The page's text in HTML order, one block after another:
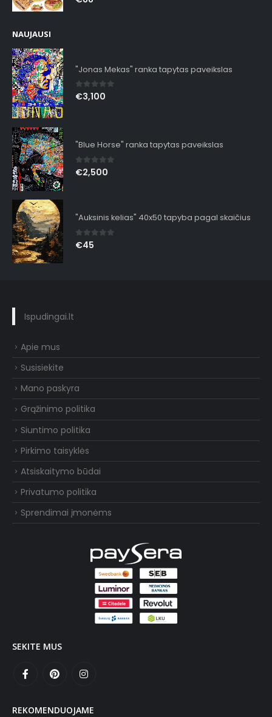
NAUJAUSI
"Jonas Mekas" ranka tapytas paveikslas
0out of 5
€3,100
"Blue Horse" ranka tapytas paveikslas
0out of 5
€2,500
"Auksinis kelias" 40x50 tapyba pagal skaičius
0out of 5
€45
Ispudingai.lt
Apie mus
Susisiekite
Mano paskyra
Grąžinimo politika
Siuntimo politika
Pirkimo taisyklės
Atsiskaitymo būdai
Privatumo politika
Sprendimai įmonėms
SEKITE MUS
REKOMENDUOJAME